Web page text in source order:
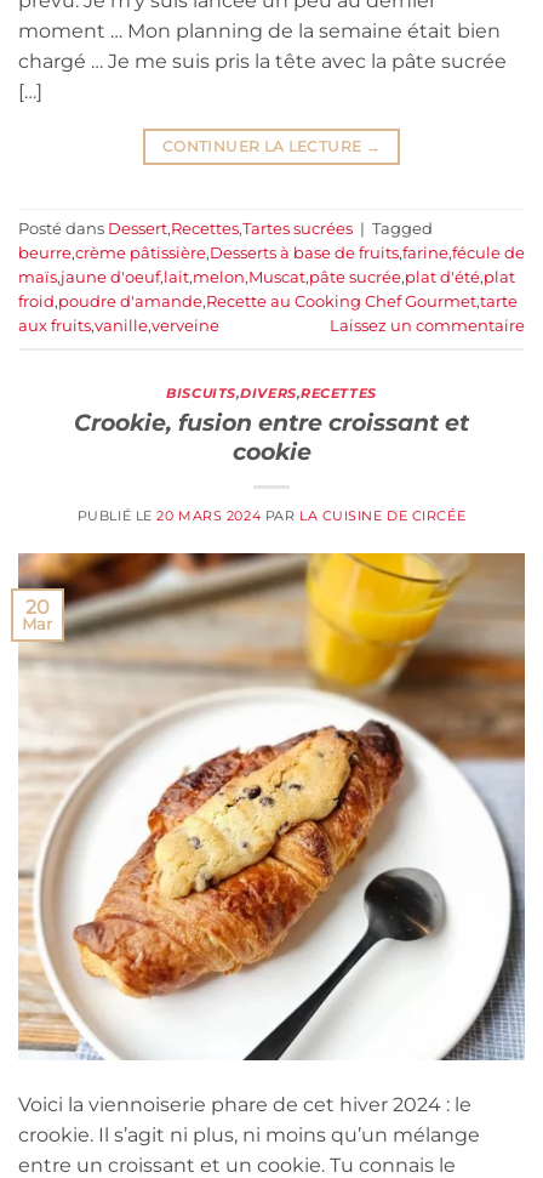
moment … Mon planning de la semaine était bien
chargé … Je me suis pris la tête avec la pâte sucrée
[…]
CONTINUER LA LECTURE →
Posté dans Dessert,Recettes,Tartes sucrées | Tagged
beurre,crème pâtissière,Desserts à base de fruits,farine,fécule de
maïs,jaune d'oeuf,lait,melon,Muscat,pâte sucrée,plat d'été,plat
froid,poudre d'amande,Recette au Cooking Chef Gourmet,tarte
aux fruits,vanille,verveine Laissez un commentaire
BISCUITS,DIVERS,RECETTES
Crookie, fusion entre croissant et
cookie
PUBLIÉ LE20 MARS 2024 PAR LA CUISINE DE CIRCÉE
20
Mar
Voici la viennoiserie phare de cet hiver 2024 : le
crookie. Il s’agit ni plus, ni moins qu’un mélange
entre un croissant et un cookie. Tu connais le